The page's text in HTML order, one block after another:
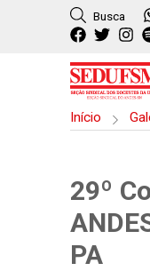
Busca
Início
29º
PA